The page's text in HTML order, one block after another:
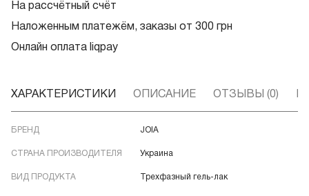
На рассчётный счёт
Наложенным платежём, заказы от 300 грн
Онлайн оплата liqpay
ХАРАКТЕРИСТИКИ ОПИСАНИЕ ОТЗЫВЫ (0)
БРЕНД JOIA
СТРАНА ПРОИЗВОДИТЕЛЯ Украина
ВИД ПРОДУКТА Трехфазный гель-лак